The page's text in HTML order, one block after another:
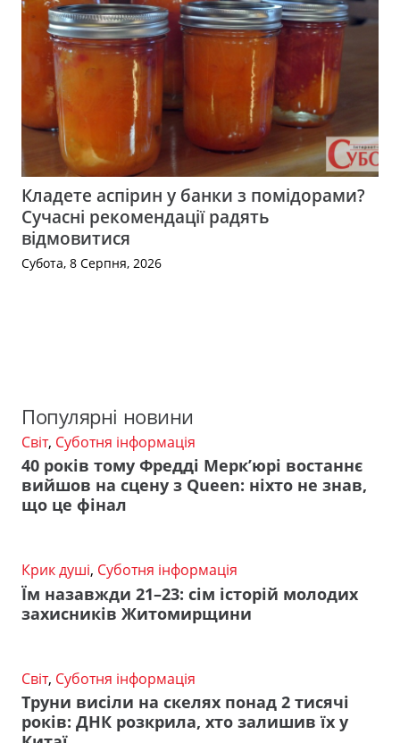
Кладете аспірин у банки з помідорами?
Сучасні рекомендації радять
відмовитися
Субота, 8 Серпня, 2026
Популярні новини
Світ, Суботня інформація
40 років тому Фредді Мерк’юрі востаннє
вийшов на сцену з Queen: ніхто не знав,
що це фінал
Крик душі, Суботня інформація
Їм назавжди 21–23: сім історій молодих
захисників Житомирщини
Світ, Суботня інформація
Труни висіли на скелях понад 2 тисячі
років: ДНК розкрила, хто залишив їх у